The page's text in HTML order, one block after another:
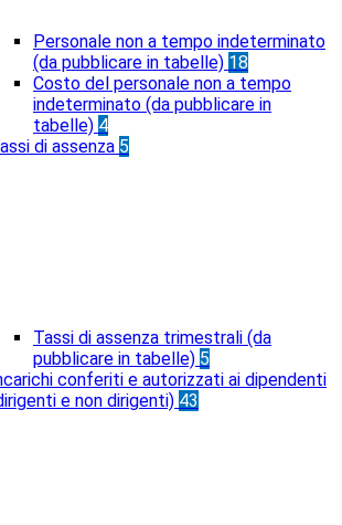
Personale non a tempo indeterminato
(da pubblicare in tabelle) 18
Costo del personale non a tempo
indeterminato (da pubblicare in
tabelle) 4
di assenza 5
Tassi di assenza trimestrali (da
pubblicare in tabelle) 5
conferiti e autorizzati ai dipendenti
e non dirigenti) 43